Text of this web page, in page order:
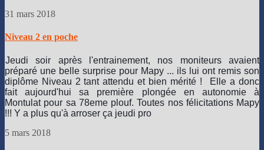
31 mars 2018
Niveau 2 en poche
Jeudi soir après l'entrainement, nos moniteurs avaient
préparé une belle surprise pour Mapy ... ils lui ont remis son
diplôme Niveau 2 tant attendu et bien mérité !
Elle a donc
fait aujourd'hui sa première plongée en autonomie à
Montulat pour sa 78eme plouf. Toutes nos félicitations Mapy
!!! Y a plus qu'à arroser ça jeudi pro
5 mars 2018